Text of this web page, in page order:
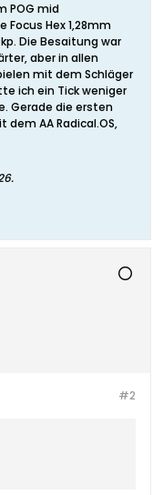
POG mid
Hex 1,28mm
Die Besaitung war
aber in allen
mit dem Schläger
ich ein Tick weniger
Gerade die ersten
AA Radical.OS,
.
#2